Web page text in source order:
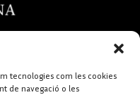
tecnologies com les cookies
de navegació o les